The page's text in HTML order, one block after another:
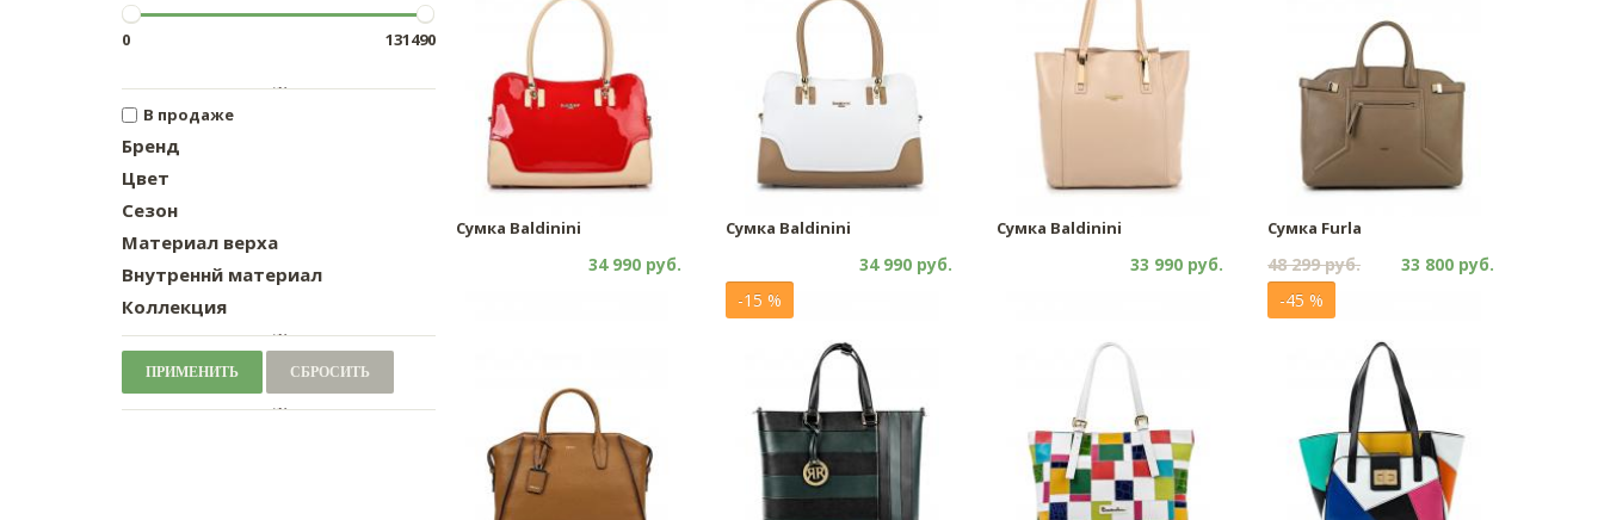
0 131490
В продаже
Бренд
Цвет
Сезон
Материал верха
Внутреннй материал
Коллекция
ПРИМЕНИТЬ СБРОСИТЬ
Сумка Baldinini
34 990 руб.
Сумка Baldinini
34 990 руб.
Сумка Baldinini
33 990 руб.
Сумка Furla
48 299 руб. 33 800 руб.
-15 % -45 %